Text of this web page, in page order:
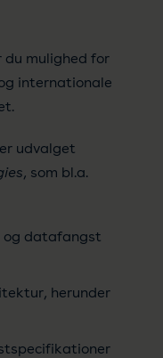
du mulighed for
internationale
udvalget
, som bl.a.
datafangst
herunder